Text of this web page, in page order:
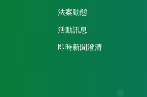
法案動態
活動訊息
即時新聞澄清